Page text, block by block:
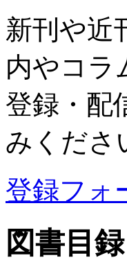
新刊や近
内やコラ
登録・配
みくださ
登録フォ
図書目録